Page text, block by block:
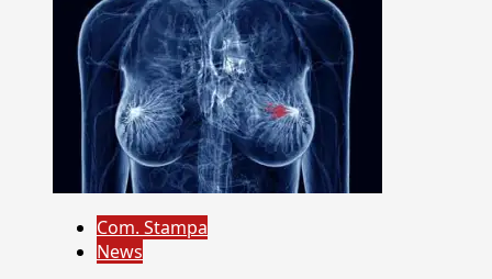
Com. Stampa
News